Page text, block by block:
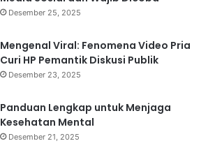
Desember 25, 2025
Mengenal Viral: Fenomena Video Pria
Curi HP Pemantik Diskusi Publik
Desember 23, 2025
Panduan Lengkap untuk Menjaga
Kesehatan Mental
Desember 21, 2025